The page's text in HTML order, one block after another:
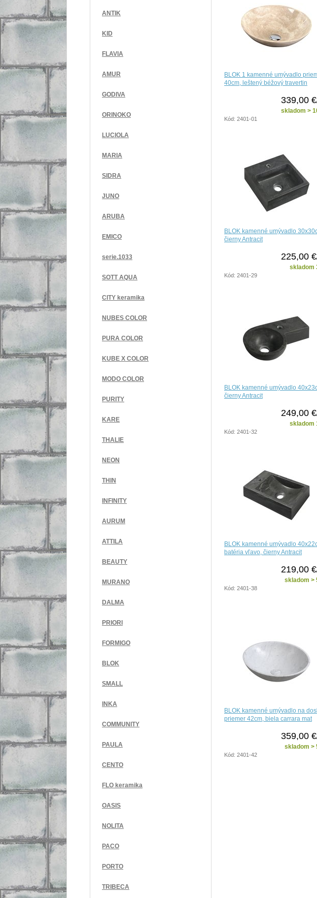
ANTIK
KID
FLAVIA
AMUR
GODIVA
ORINOKO
LUCIOLA
MARIA
SIDRA
JUNO
ARUBA
EMICO
serie.1033
SOTT AQUA
CITY keramika
NUBES COLOR
PURA COLOR
KUBE X COLOR
MODO COLOR
PURITY
KARE
THALIE
NEON
THIN
INFINITY
AURUM
ATTILA
BEAUTY
MURANO
DALMA
PRIORI
FORMIGO
BLOK
SMALL
INKA
COMMUNITY
PAULA
CENTO
FLO keramika
OASIS
NOLITA
PACO
PORTO
TRIBECA
BLOK 1 kamenné umývadlo
40cm, leštený béžový travertin
339,00
skladom >
Kód: 2401-01
BLOK kamenné umývadlo
čierny Antracit
225,00
skladom
Kód: 2401-29
BLOK kamenné umývadlo
čierny Antracit
249,00
skladom
Kód: 2401-32
BLOK kamenné umývadlo
batéria vľavo, čierny Antracit
219,00
skladom >
Kód: 2401-38
BLOK kamenné umývadlo na
priemer 42cm, biela carrara mat
359,00
skladom >
Kód: 2401-42